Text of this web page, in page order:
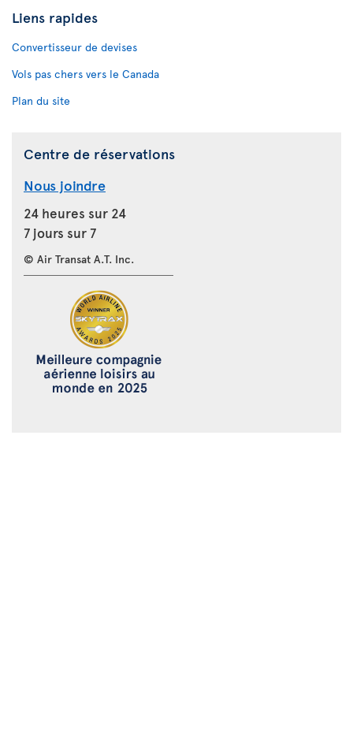
Liens rapides
Convertisseur de devises
Vols pas chers vers le Canada
Plan du site
Centre de réservations
Nous joindre
24 heures sur 24
7 jours sur 7
© Air Transat A.T. Inc.